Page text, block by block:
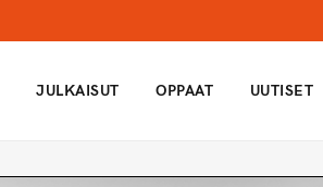
JULKAISUT OPPAAT UUTISET